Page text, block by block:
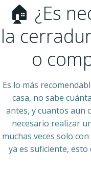
🏠 ¿Es
la
o
Es lo más
casa, no sabe
antes, y cuantos aun
necesario realizar
muchas veces solo
ya es suficiente,